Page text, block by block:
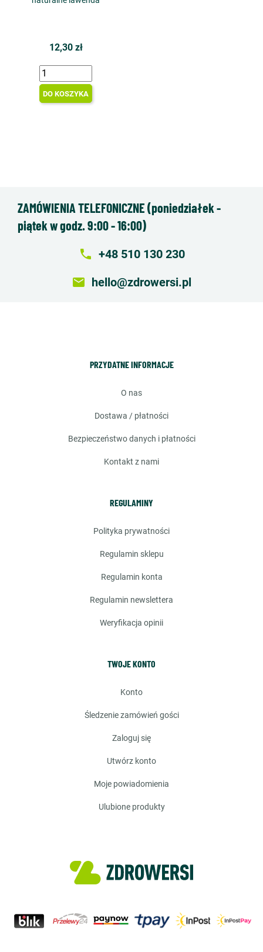
12,30 zł
DO KOSZYKA
ZAMÓWIENIA TELEFONICZNE (poniedziałek -
piątek w godz. 9:00 - 16:00)
local_phone +48 510 130 230
email hello@zdrowersi.pl
PRZYDATNE INFORMACJE
o nas
dostawa / płatności
bezpieczeństwo danych i płatności
kontakt z nami
REGULAMINY
polityka prywatności
regulamin sklepu
regulamin konta
regulamin newslettera
weryfikacja opinii
TWOJE KONTO
konto
śledzenie zamówień gości
zaloguj się
utwórz konto
moje powiadomienia
ulubione produkty